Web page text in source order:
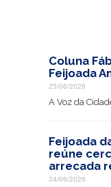
Coluna
Feijoada
25/06/2026
A Voz da
Feijoada
reúne
arrecada
24/06/2026